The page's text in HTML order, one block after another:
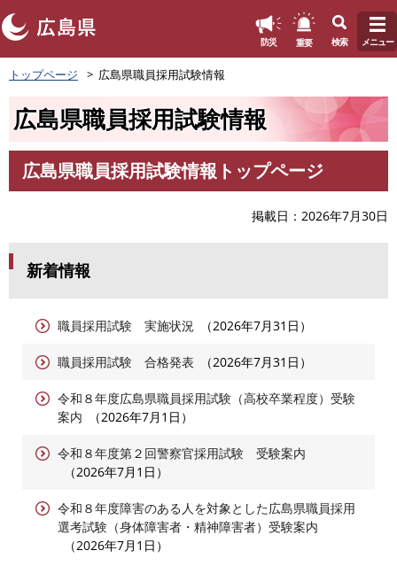
ペ
ー
頭
す
防災 重要 検索 メニュー
トップページ 広島県職員採用試験情報
広島県職員採用試験情報
文
広島県職員採用試験情報トップページ
掲載日 2026年7月30日
新着情報
職員採用試験 実施状況 2026年7月31日
職員採用試験 合格発表 2026年7月31日
令和８年度広島県職員採用試験（高校卒業程度）受験
案内
2026年7月1日
令和８年度第２回警察官採用試験 受験案内
2026年7月1日
令和８年度障害のある人を対象とした広島県職員採用
選考試験（身体障害者・精神障害者）受験案内
2026年7月1日